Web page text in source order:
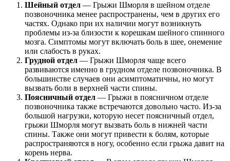
Шейный отдел — Грыжи Шморля в шейном отделе
позвоночника менее распространены, чем в других его
частях. Однако при их наличии могут возникнуть
проблемы из-за близости к корешкам шейного спинного
мозга. Симптомы могут включать боль в шее, онемение
или слабость в руках.
Грудной отдел — Грыжи Шморля чаще всего
развиваются именно в грудном отделе позвоночника. В
большинстве случаев они асимптоматичны, но могут
вызвать боли в верхней части спины.
Поясничный отдел — Грыжи в поясничном отделе
позвоночника также встречаются довольно часто. Из-за
большой нагрузки, которую несет поясничный отдел,
грыжи Шморля могут вызвать боль в нижней части
спины. Также они могут привести к болям, которые
распространяются в ногу, особенно если грыжа давит на
корень нерва.